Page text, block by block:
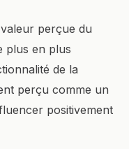
perçue du
plus en plus
de la
perçu comme un
positivement